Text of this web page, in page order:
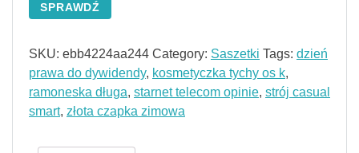
SPRAWDŹ
SKU: ebb4224aa244 Category: Saszetki Tags: dzień
prawa do dywidendy, kosmetyczka tychy os k,
ramoneska długa, starnet telecom opinie, strój casual
smart, złota czapka zimowa